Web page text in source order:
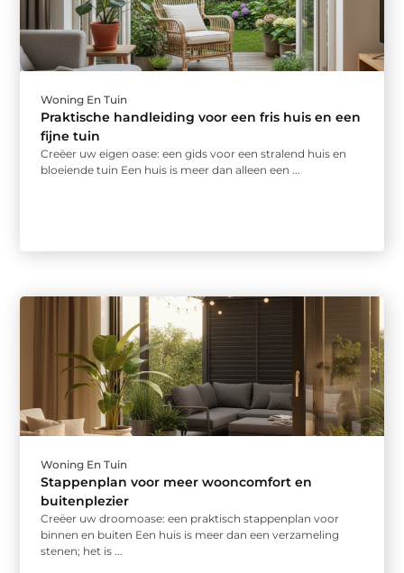
Woning En Tuin
Praktische handleiding voor een fris huis en een
fijne tuin
Creëer uw eigen oase: een gids voor een stralend huis en
bloeiende tuin Een huis is meer dan alleen een ...
Woning En Tuin
Stappenplan voor meer wooncomfort en
buitenplezier
Creëer uw droomoase: een praktisch stappenplan voor
binnen en buiten Een huis is meer dan een verzameling
stenen; het is ...